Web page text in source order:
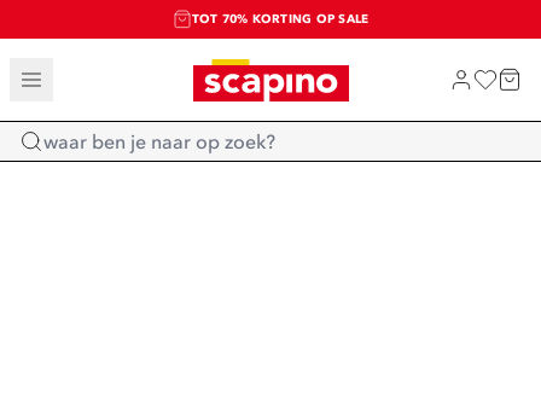
TOT 70% KORTING OP SALE
SALE: LAATSTE KANS!
SHOP NIEUW
Home